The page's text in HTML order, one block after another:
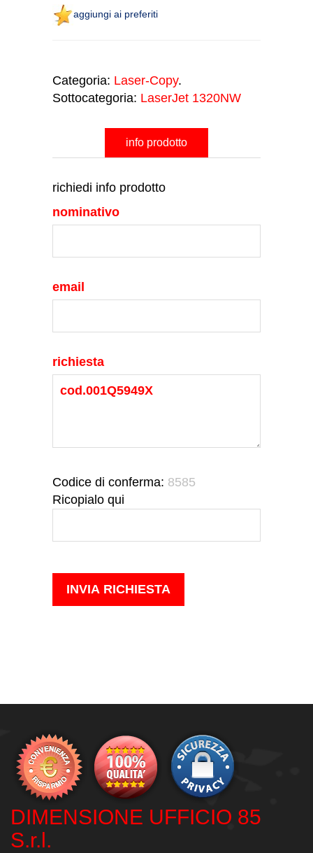
aggiungi ai preferiti
Categoria: Laser-Copy.
Sottocategoria: LaserJet 1320NW
info prodotto
richiedi info prodotto
nominativo
email
richiesta
Codice di conferma: 8585
Ricopialo qui
DIMENSIONE UFFICIO 85
S.r.l.